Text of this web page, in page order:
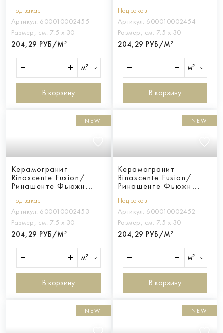
Под заказ
Артикул: 600010002455
Размер, см: 7.5 х 30
204,29 РУБ/М²
м²
В корзину
Под заказ
Артикул: 600010002454
Размер, см: 7.5 х 30
204,29 РУБ/М²
м²
В корзину
NEW
Керамогранит
Rinascente Fusion/
Ринашенте Фьюжн
Ауреа
Под заказ
Артикул: 600010002453
Размер, см: 7.5 х 30
204,29 РУБ/М²
м²
В корзину
NEW
Керамогранит
Rinascente Fusion/
Ринашенте Фьюжн
Под заказ
Артикул: 600010002452
Размер, см: 7.5 х 30
204,29 РУБ/М²
м²
В корзину
NEW NEW